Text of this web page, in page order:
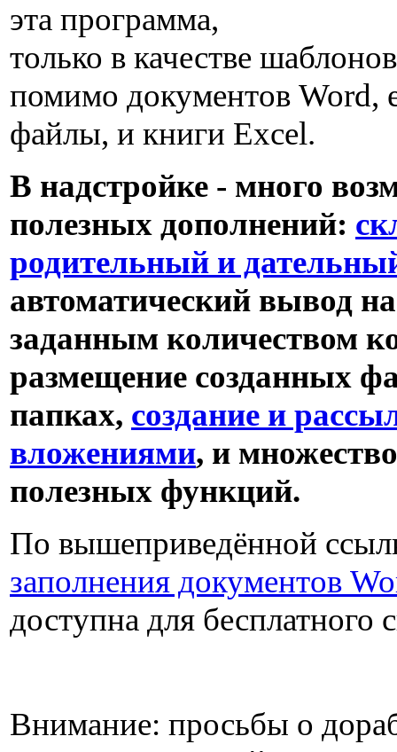
эта программа,
только в качестве
помимо документов Word,
файлы, и книги Excel.
В надстройке - много
полезных дополнений:
родительный и
автоматический вывод
заданным количеством
размещение созданных
папках, создание и
вложениями, и
полезных функций.
По вышеприведённой
заполнения документов
доступна для бесплатного
Внимание: просьбы о